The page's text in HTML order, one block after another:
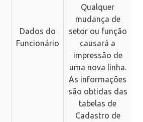
Dados do
Funcionário
Qualquer
mudança de
setor ou função
causará a
impressão de
uma nova linha.
As informações
são obtidas das
tabelas de
Cadastro de